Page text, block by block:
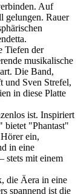
Auf
gelungen. Rauer
Tiefen der
musikalische
Die Band,
und Sven Strefel,
in diese Platte
ist. Inspiriert
bietet "Phantast"
ein,
in eine
stets mit einem
die Äera in eine
spannend ist die